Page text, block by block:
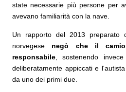
state necessarie più persone per
avevano familiarità con la nave.
Un rapporto del 2013 preparato
norvegese negò che il
responsabile , sostenendo
deliberatamente appiccati e
da uno dei primi due.